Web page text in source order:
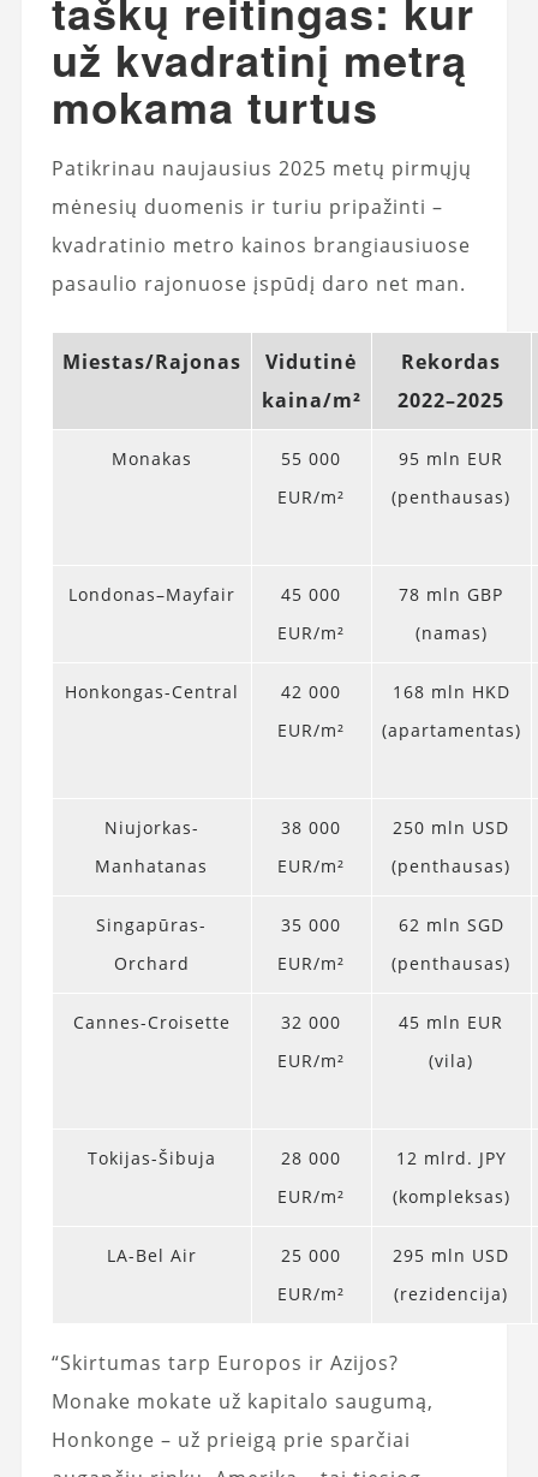
už kvadratinį metrą
mokama turtus
Patikrinau naujausius 2025 metų pirmųjų
mėnesių duomenis ir turiu pripažinti –
kvadratinio metro kainos brangiausiuose
pasaulio rajonuose įspūdį daro net man.
Miestas/Rajonas
Vidutinė
kaina/m²
Rekordas
2022–2025
Monakas
55 000
EUR/m²
95 mln EUR
(penthausas)
Londonas–Mayfair
45 000
EUR/m²
78 mln GBP
(namas)
Honkongas-Central
42 000
EUR/m²
168 mln HKD
(apartamentas)
Niujorkas-
Manhatanas
38 000
EUR/m²
250 mln USD
(penthausas)
Singapūras-
Orchard
35 000
EUR/m²
62 mln SGD
(penthausas)
Cannes-Croisette
32 000
EUR/m²
45 mln EUR
(vila)
Tokijas-Šibuja
28 000
EUR/m²
12 mlrd. JPY
(kompleksas)
LA-Bel Air
25 000
EUR/m²
295 mln USD
(rezidencija)
“Skirtumas tarp Europos ir Azijos?
Monake mokate už kapitalo saugumą,
Honkonge – už prieigą prie sparčiai